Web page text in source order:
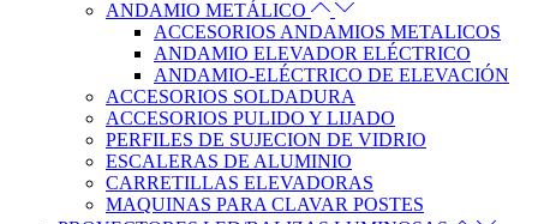
ANDAMIO METÁLICO
ACCESORIOS ANDAMIOS METALICOS
ANDAMIO ELEVADOR ELÉCTRICO
ANDAMIO-ELÉCTRICO DE ELEVACIÓN
ACCESORIOS SOLDADURA
ACCESORIOS PULIDO Y LIJADO
PERFILES DE SUJECION DE VIDRIO
ESCALERAS DE ALUMINIO
CARRETILLAS ELEVADORAS
MAQUINAS PARA CLAVAR POSTES